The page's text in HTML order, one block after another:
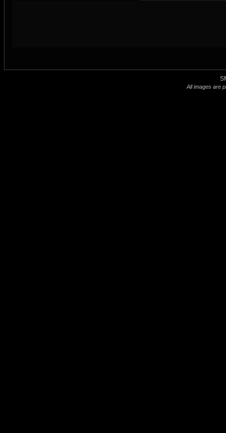
All images are